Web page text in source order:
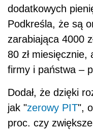
dodatkowych
Podkreśla, że są
zarabiająca 4000
80 zł miesięcznie,
firmy i państwa –
Dodał, że dzięki
jak "zerowy PIT",
proc. czy